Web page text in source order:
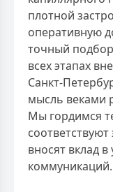
плотной
оперативную
точный
всех этапах
Санкт-
мысль веками
Мы гордимся
вносят вклад
коммуникаций.